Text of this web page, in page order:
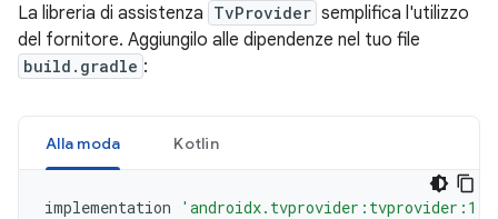
La libreria di assistenza TvProvider semplifica l'utilizzo
del fornitore. Aggiungilo alle dipendenze nel tuo file
build.gradle :
Alla moda Kotlin
implementation